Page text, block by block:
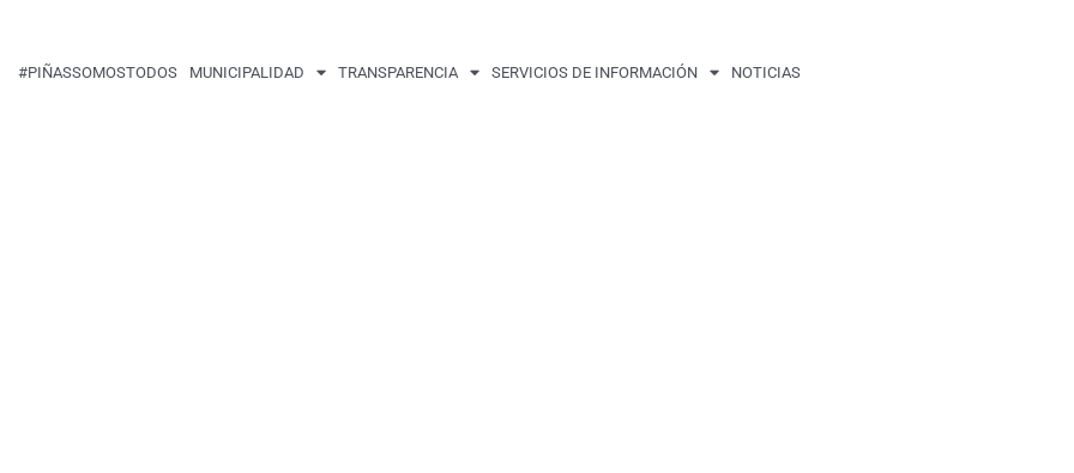
#PIÑASSOMOSTODOS MUNICIPALIDAD TRANSPARENCIA SERVICIOS DE INFORMACIÓN NOTICIAS